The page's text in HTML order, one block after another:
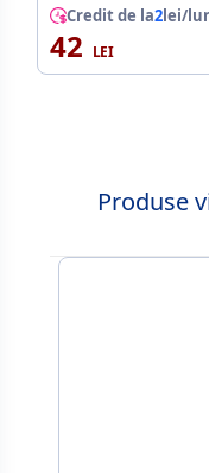
Credit de la2lei/
42
Produse